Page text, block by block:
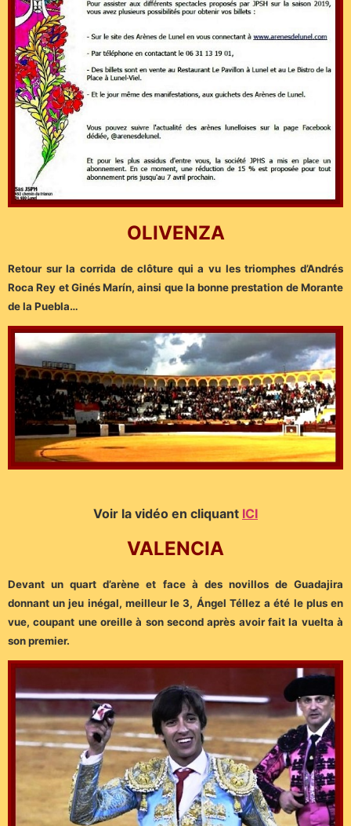
OLIVENZA
Retour sur la corrida de clôture qui a vu les triomphes d’Andrés
Roca Rey et Ginés Marín, ainsi que la bonne prestation de Morante
de la Puebla…
Voir la vidéo en cliquant ICI
VALENCIA
Devant un quart d’arène et face à des novillos de Guadajira
donnant un jeu inégal, meilleur le 3, Ángel Téllez a été le plus en
vue, coupant une oreille à son second après avoir fait la vuelta à
son premier.